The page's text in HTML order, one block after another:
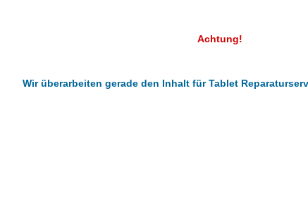
Achtung!
Wir überarbeiten gerade den Inhalt für Tablet